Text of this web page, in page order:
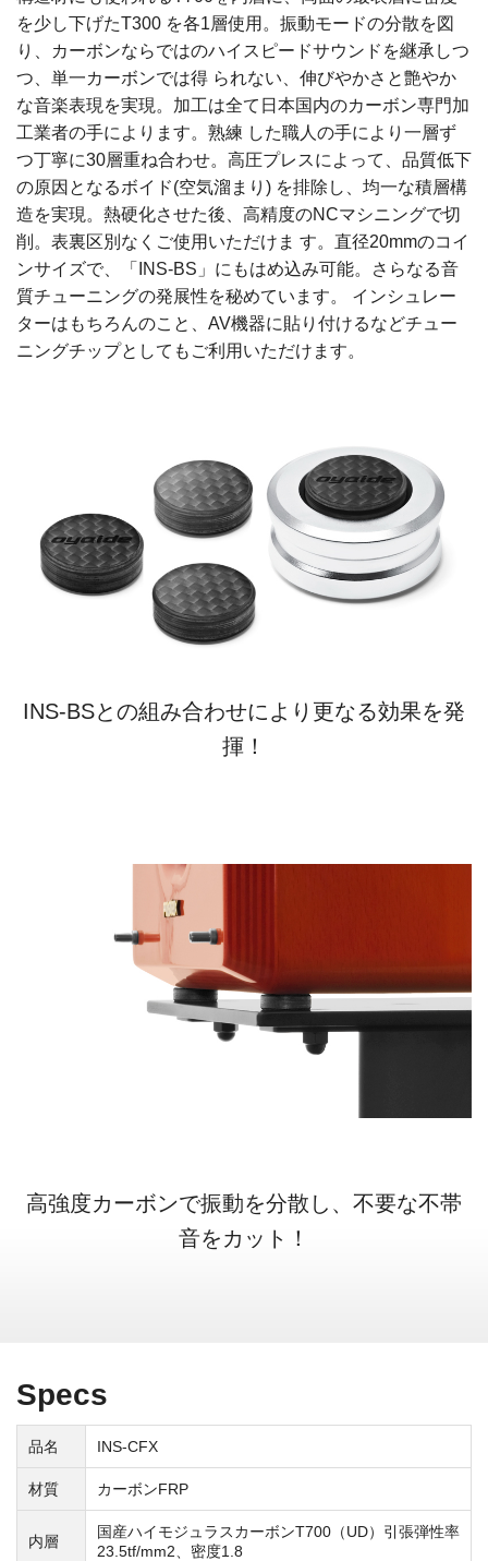
を少し下げたT300 を各1層使用。振動モードの分散を図
り、カーボンならではのハイスピードサウンドを継承しつ
つ、単一カーボンでは得 られない、伸びやかさと艶やか
な音楽表現を実現。加工は全て日本国内のカーボン専門加
工業者の手によります。熟練 した職人の手により一層ず
つ丁寧に30層重ね合わせ。高圧プレスによって、品質低下
の原因となるボイド(空気溜まり) を排除し、均一な積層構
造を実現。熱硬化させた後、高精度のNCマシニングで切
削。表裏区別なくご使用いただけま す。直径20mmのコイ
ンサイズで、「INS-BS」にもはめ込み可能。さらなる音
質チューニングの発展性を秘めています。 インシュレー
ターはもちろんのこと、AV機器に貼り付けるなどチュー
ニングチップとしてもご利用いただけます。
INS-BSとの組み合わせにより更なる効果を発
揮！
高強度カーボンで振動を分散し、不要な不帯
音をカット！
Specs
品名 INS-CFX
材質 カーボンFRP
内層
国産ハイモジュラスカーボンT700（UD）引張弾性率
23.5tf/mm2、密度1.8